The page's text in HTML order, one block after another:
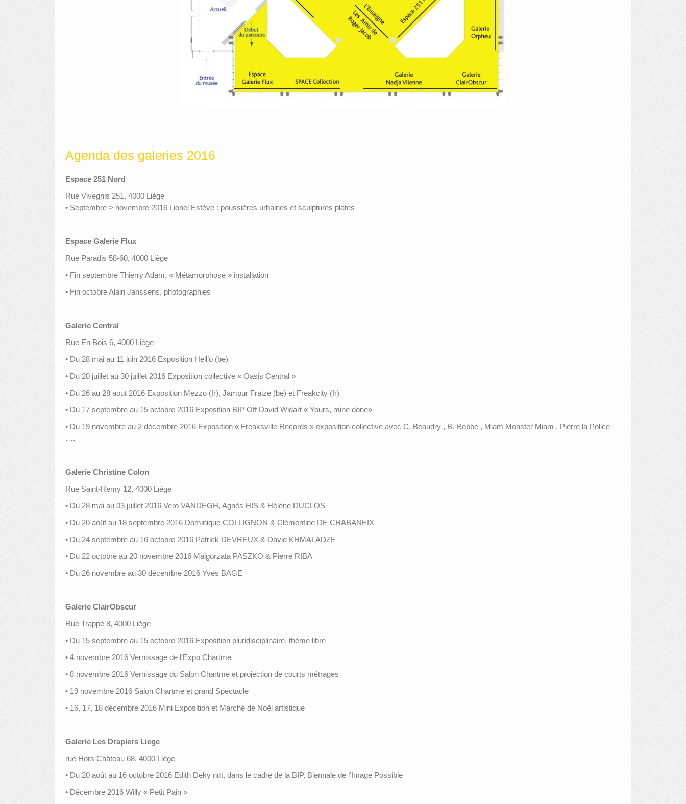
Agenda des galeries 2016
Espace 251 Nord
Rue Vivegnis 251, 4000 Liège
• Septembre > novembre 2016 Lionel Estève : poussières urbaines et sculptures plates
Espace Galerie Flux
Rue Paradis 58-60, 4000 Liège
• Fin septembre Thierry Adam, « Métamorphose » installation
• Fin octobre Alain Janssens, photographies
Galerie Central
Rue En Bois 6, 4000 Liège
• Du 28 mai au 11 juin 2016 Exposition Hell’o (be)
• Du 20 juillet au 30 juillet 2016 Exposition collective « Oasis Central »
• Du 26 au 28 aout 2016 Exposition Mezzo (fr), Jampur Fraize (be) et Freakcity (fr)
• Du 17 septembre au 15 octobre 2016 Exposition BIP Off David Widart « Yours, mine done»
• Du 19 novembre au 2 décembre 2016 Exposition « Freaksville Records » exposition collective avec C. Beaudry , B. Robbe , Miam Monster Miam , Pierre la Police
….
Galerie Christine Colon
Rue Saint-Remy 12, 4000 Liège
• Du 28 mai au 03 juillet 2016 Vero VANDEGH, Agnès HIS & Hélène DUCLOS
• Du 20 août au 18 septembre 2016 Dominique COLLIGNON & Clémentine DE CHABANEIX
• Du 24 septembre au 16 octobre 2016 Patrick DEVREUX & David KHMALADZE
• Du 22 octobre au 20 novembre 2016 Malgorzata PASZKO & Pierre RIBA
• Du 26 novembre au 30 décembre 2016 Yves BAGE
Galerie ClairObscur
Rue Trappé 8, 4000 Liège
• Du 15 septembre au 15 octobre 2016 Exposition pluridisciplinaire, thème libre
• 4 novembre 2016 Vernissage de l’Expo Chartme
• 8 novembre 2016 Vernissage du Salon Chartme et projection de courts métrages
• 19 novembre 2016 Salon Chartme et grand Spectacle
• 16, 17, 18 décembre 2016 Mini Exposition et Marché de Noël artistique
Galerie Les Drapiers Liege
rue Hors Château 68, 4000 Liège
• Du 20 août au 16 octobre 2016 Edith Deky ndt, dans le cadre de la BIP, Biennale de l’Image Possible
• Décembre 2016 Willy « Petit Pain »